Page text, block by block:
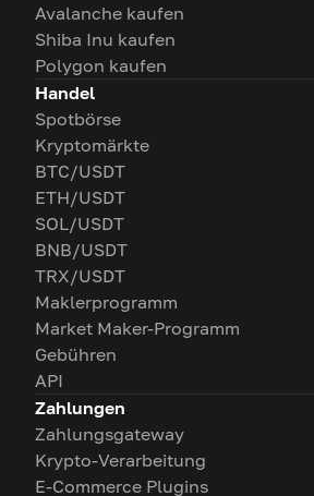
Avalanche kaufen
Shiba Inu kaufen
Polygon kaufen
Handel
Spotbörse
Kryptomärkte
BTC/USDT
ETH/USDT
SOL/USDT
BNB/USDT
TRX/USDT
Maklerprogramm
Market Maker-Programm
Gebühren
API
Zahlungen
Zahlungsgateway
Krypto-Verarbeitung
E-Commerce Plugins